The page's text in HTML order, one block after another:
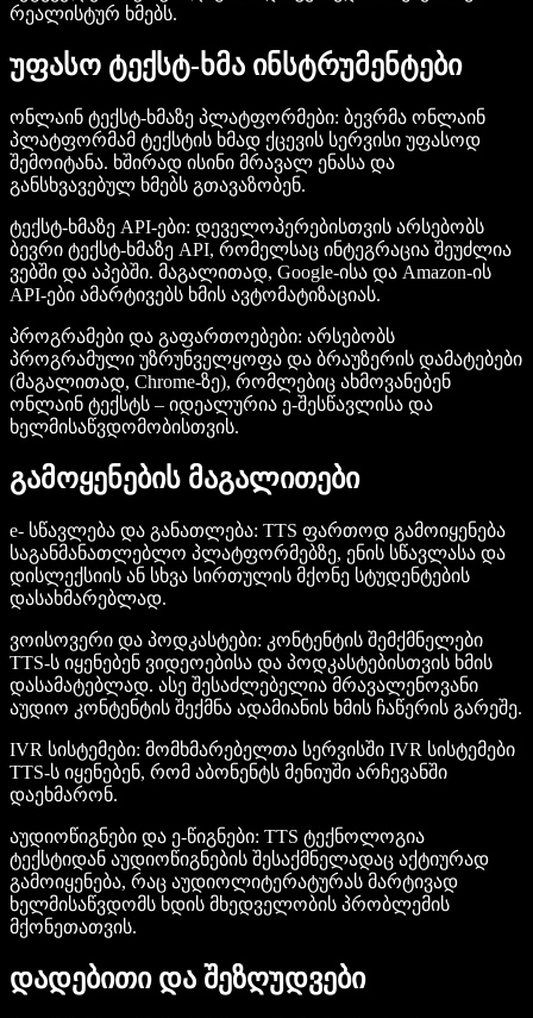
რეალისტურ ხმებს.
უფასო ტექსტ-ხმა ინსტრუმენტები
ონლაინ ტექსტ-ხმაზე პლატფორმები: ბევრმა ონლაინ
პლატფორმამ ტექსტის ხმად ქცევის სერვისი უფასოდ
შემოიტანა. ხშირად ისინი მრავალ ენასა და
განსხვავებულ ხმებს გთავაზობენ.
ტექსტ-ხმაზე API-ები: დეველოპერებისთვის არსებობს
ბევრი ტექსტ-ხმაზე API, რომელსაც ინტეგრაცია შეუძლია
ვებში და აპებში. მაგალითად, Google-ისა და Amazon-ის
API-ები ამარტივებს ხმის ავტომატიზაციას.
პროგრამები და გაფართოებები: არსებობს
პროგრამული უზრუნველყოფა და ბრაუზერის დამატებები
(მაგალითად, Chrome-ზე), რომლებიც ახმოვანებენ
ონლაინ ტექსტს – იდეალურია ე-შესწავლისა და
ხელმისაწვდომობისთვის.
გამოყენების მაგალითები
e- სწავლება და განათლება: TTS ფართოდ გამოიყენება
საგანმანათლებლო პლატფორმებზე, ენის სწავლასა და
დისლექსიის ან სხვა სირთულის მქონე სტუდენტების
დასახმარებლად.
ვოისოვერი და პოდკასტები: კონტენტის შემქმნელები
TTS-ს იყენებენ ვიდეოებისა და პოდკასტებისთვის ხმის
დასამატებლად. ასე შესაძლებელია მრავალენოვანი
აუდიო კონტენტის შექმნა ადამიანის ხმის ჩაწერის გარეშე.
IVR სისტემები: მომხმარებელთა სერვისში IVR სისტემები
TTS-ს იყენებენ, რომ აბონენტს მენიუში არჩევანში
დაეხმარონ.
აუდიოწიგნები და ე-წიგნები: TTS ტექნოლოგია
ტექსტიდან აუდიოწიგნების შესაქმნელადაც აქტიურად
გამოიყენება, რაც აუდიოლიტერატურას მარტივად
ხელმისაწვდომს ხდის მხედველობის პრობლემის
მქონეთათვის.
დადებითი და შეზღუდვები